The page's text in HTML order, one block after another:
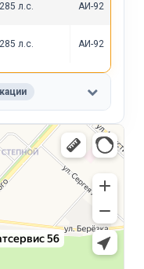
285 л.с. АИ-92
285 л.с. АИ-92